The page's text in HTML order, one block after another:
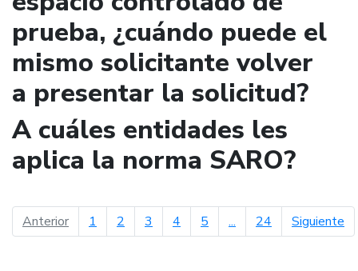
prueba, ¿cuándo puede el
mismo solicitante volver
a presentar la solicitud?
A cuáles entidades les
aplica la norma SARO?
Anteriorpágina anterior
1 2 3 4 5 ... 24 Siguiente